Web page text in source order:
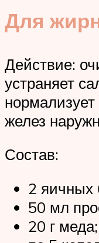
Для
Действие:
устраняет
желез
Состав:
2 яичных
50 мл
20 г меда;